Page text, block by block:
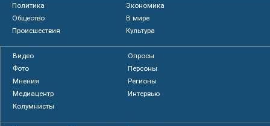
Политика
Экономика
Общество
В мире
Происшествия
Культура
Видео
Опросы
Фото
Персоны
Мнения
Регионы
Медиацентр
Интервью
Колумнисты